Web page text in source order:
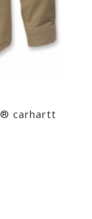
carhartt